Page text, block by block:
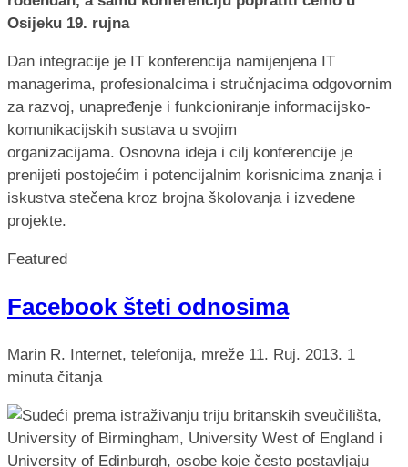
Osijeku 19. rujna
Dan integracije je IT konferencija namijenjena IT
managerima, profesionalcima i stručnjacima odgovornim
za razvoj, unapređenje i funkcioniranje informacijsko-
komunikacijskih sustava u svojim
organizacijama. Osnovna ideja i cilj konferencije je
prenijeti postojećim i potencijalnim korisnicima znanja i
iskustva stečena kroz brojna školovanja i izvedene
projekte.
Featured
Facebook šteti odnosima
Marin R. Internet, telefonija, mreže 11. Ruj. 2013. 1
minuta čitanja